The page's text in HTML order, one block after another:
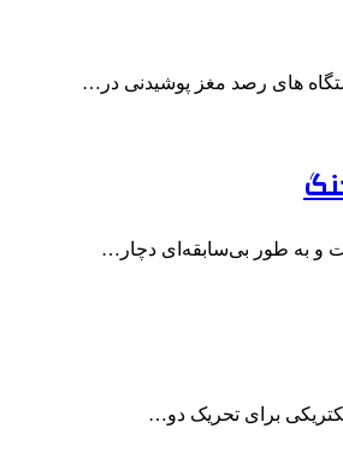
های رصد مغز پوشیدنی در…
و به طور بی‌سابقه‌ای دچار…
برای تحریک دو…